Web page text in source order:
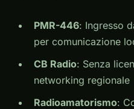
PMR-446: Ingresso
per comunicazione
CB Radio: Senza
networking regionale
Radioamatorismo: